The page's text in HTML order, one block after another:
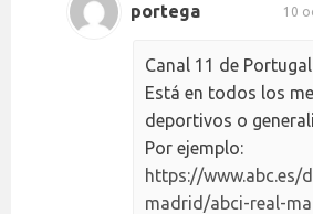
portega 10
Canal 11 de
Está en todos los
deportivos o
Por ejemplo:
https://www.abc.es/
madrid/abci-real-